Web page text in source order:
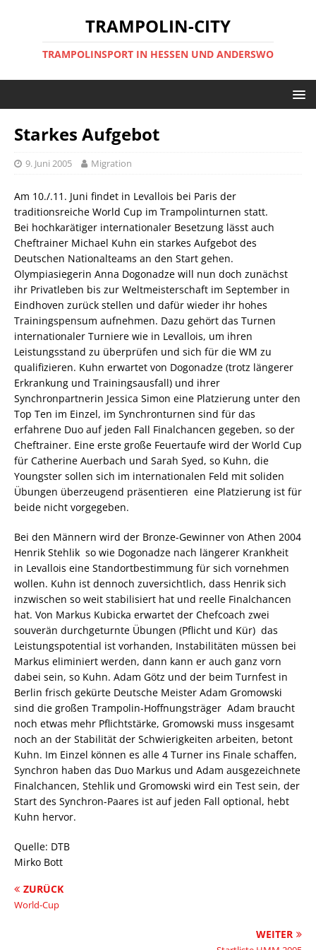
TRAMPOLIN-CITY
TRAMPOLINSPORT IN HESSEN UND ANDERSWO
Starkes Aufgebot
9. Juni 2005 Migration
Am 10./.11. Juni findet in Levallois bei Paris der
traditionsreiche World Cup im Trampolinturnen statt.
Bei hochkarätiger internationaler Besetzung lässt auch
Cheftrainer Michael Kuhn ein starkes Aufgebot des
Deutschen Nationalteams an den Start gehen.
Olympiasiegerin Anna Dogonadze will nun doch zunächst
ihr Privatleben bis zur Weltmeisterschaft im September in
Eindhoven zurück stellen und dafür wieder ihr hohes
Trainingspensum aufnehmen. Dazu gehört das Turnen
internationaler Turniere wie in Levallois, um ihren
Leistungsstand zu überprüfen und sich für die WM zu
qualifizieren. Kuhn erwartet von Dogonadze (trotz längerer
Erkrankung und Trainingsausfall) und ihrer
Synchronpartnerin Jessica Simon eine Platzierung unter den
Top Ten im Einzel, im Synchronturnen sind für das
erfahrene Duo auf jeden Fall Finalchancen gegeben, so der
Cheftrainer. Eine erste große Feuertaufe wird der World Cup
für Catherine Auerbach und Sarah Syed, so Kuhn, die
Youngster sollen sich im internationalen Feld mit soliden
Übungen überzeugend präsentieren  eine Platzierung ist für
beide nicht vorgegeben.
Bei den Männern wird der Bronze-Gewinner von Athen 2004
Henrik Stehlik  so wie Dogonadze nach längerer Krankheit 
in Levallois eine Standortbestimmung für sich vornehmen
wollen. Kuhn ist dennoch zuversichtlich, dass Henrik sich
inzwischen so weit stabilisiert hat und reelle Finalchancen
hat. Von Markus Kubicka erwartet der Chefcoach zwei
souverän durchgeturnte Übungen (Pflicht und Kür)  das
Leistungspotential ist vorhanden, Instabilitäten müssen bei
Markus eliminiert werden, dann kann er auch ganz vorn
dabei sein, so Kuhn. Adam Götz und der beim Turnfest in
Berlin frisch gekürte Deutsche Meister Adam Gromowski
sind die großen Trampolin-Hoffnungsträger  Adam braucht
noch etwas mehr Pflichtstärke, Gromowski muss insgesamt
noch an der Stabilität der Schwierigkeiten arbeiten, betont
Kuhn. Im Einzel können es alle 4 Turner ins Finale schaffen,
Synchron haben das Duo Markus und Adam ausgezeichnete
Finalchancen, Stehlik und Gromowski wird ein Test sein, der
Start des Synchron-Paares ist auf jeden Fall optional, hebt
Kuhn hervor.
Quelle: DTB
Mirko Bott
ZURÜCK
World-Cup
WEITER